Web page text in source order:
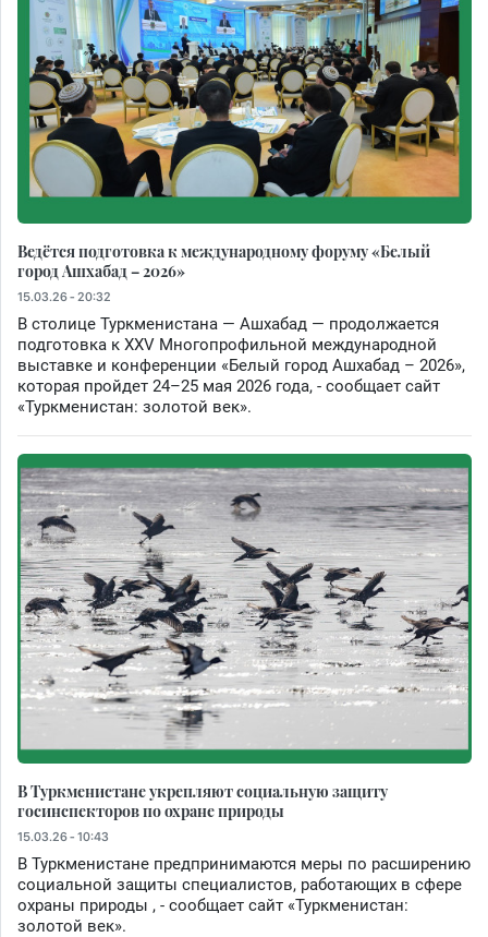
Ведётся подготовка к международному форуму «Белый
город Ашхабад – 2026»
15.03.26 - 20:32
В столице Туркменистана — Ашхабад — продолжается
подготовка к XXV Многопрофильной международной
выставке и конференции «Белый город Ашхабад – 2026»,
которая пройдет 24–25 мая 2026 года, - сообщает сайт
«Туркменистан: золотой век».
В Туркменистане укрепляют социальную защиту
госинспекторов по охране природы
15.03.26 - 10:43
В Туркменистане предпринимаются меры по расширению
социальной защиты специалистов, работающих в сфере
охраны природы , - сообщает сайт «Туркменистан:
золотой век».